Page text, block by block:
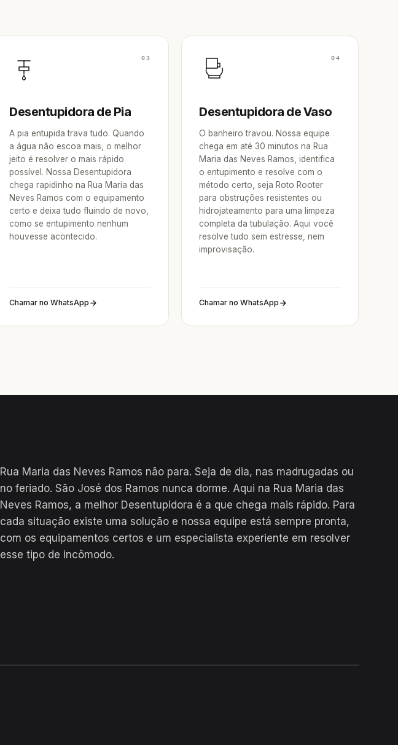
03
Desentupidora de Pia
A pia entupida trava tudo. Quando
a água não escoa mais, o melhor
jeito é resolver o mais rápido
possível. Nossa Desentupidora
chega rapidinho na Rua Maria das
Neves Ramos com o equipamento
certo e deixa tudo fluindo de novo,
como se entupimento nenhum
houvesse acontecido.
Chamar no WhatsApp
04
Desentupidora de Vaso
O banheiro travou. Nossa equipe
chega em até 30 minutos na Rua
Maria das Neves Ramos, identifica
o entupimento e resolve com o
método certo, seja Roto Rooter
para obstruções resistentes ou
hidrojateamento para uma limpeza
completa da tubulação. Aqui você
resolve tudo sem estresse, nem
improvisação.
Chamar no WhatsApp
Rua Maria das Neves Ramos não para. Seja de dia, nas madrugadas ou
no feriado. São José dos Ramos nunca dorme. Aqui na Rua Maria das
Neves Ramos, a melhor Desentupidora é a que chega mais rápido. Para
cada situação existe uma solução e nossa equipe está sempre pronta,
com os equipamentos certos e um especialista experiente em resolver
esse tipo de incômodo.